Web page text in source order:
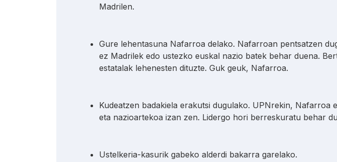
Madrilen.
Gure lehentasuna Nafarroa delako. Nafarroan pentsatzen
ez Madrilek edo ustezko euskal nazio batek behar duena.
estatalak lehenesten dituzte. Guk geuk, Nafarroa.
Kudeatzen badakiela erakutsi dugulako. UPNrekin, Nafarroa
eta nazioartekoa izan zen. Lidergo hori berreskuratu behar
Ustelkeria-kasurik gabeko alderdi bakarra garelako.